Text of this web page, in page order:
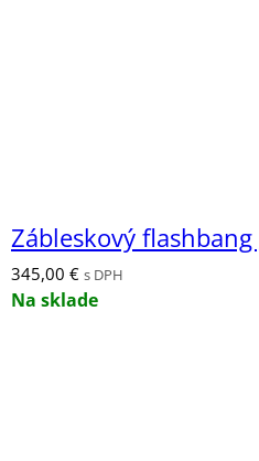
Zábleskový
345,00 € s DPH
Na sklade